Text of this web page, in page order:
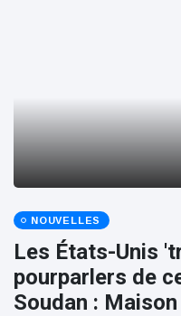
NOUVELLES
Les États-Unis
pourparlers de
Soudan :